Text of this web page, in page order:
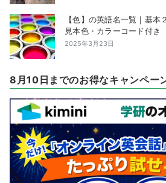
【色】の英語名一覧｜基本
見本色・カラーコード付き
2025年3月23日
8月10日までのお得なキャンペー